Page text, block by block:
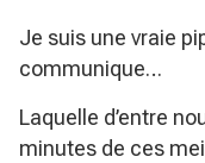
Je suis une vraie
communique…
Laquelle d’entre
minutes de ces